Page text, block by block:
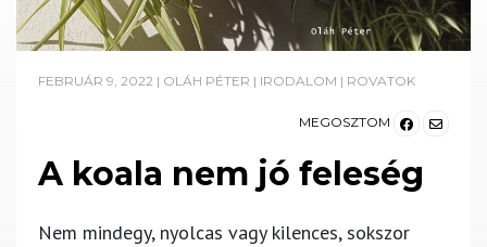
FEBRUÁR 9, 2022 | OLÁH PÉTER | IRODALOM | ROVATOK
MEGOSZTOM
A koala nem jó feleség
Nem mindegy, nyolcas vagy kilences, sokszor